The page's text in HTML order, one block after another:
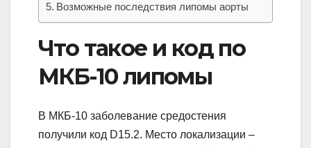
Возможные последствия липомы аорты
Что такое и код по
МКБ-10 липомы
В МКБ-10 заболевание средостения
получили код D15.2. Место локализации –